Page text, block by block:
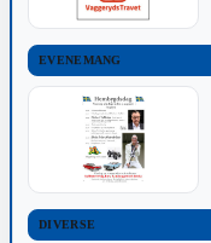
EVENEMANG
DIVERSE